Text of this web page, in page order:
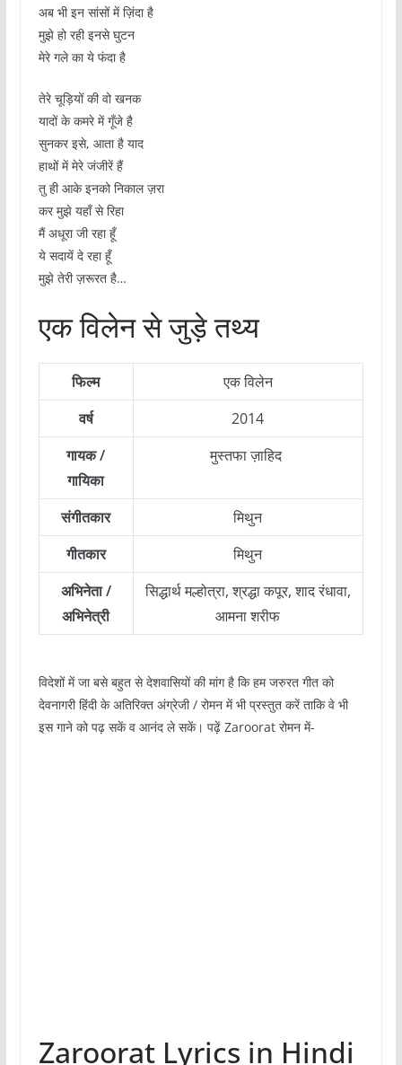
अब भी इन सांसों में ज़िंदा है
मुझे हो रही इनसे घुटन
मेरे गले का ये फंदा है
तेरे चूड़ियों की वो खनक
यादों के कमरे में गूँजे है
सुनकर इसे, आता है याद
हाथों में मेरे जंजीरें हैं
तु ही आके इनको निकाल ज़रा
कर मुझे यहाँ से रिहा
मैं अधूरा जी रहा हूँ
ये सदायें दे रहा हूँ
मुझे तेरी ज़रूरत है…
एक विलेन से जुड़े तथ्य
फिल्म
एक विलेन
वर्ष
2014
गायक /
गायिका
मुस्तफा ज़ाहिद
संगीतकार
मिथुन
गीतकार
मिथुन
अभिनेता /
अभिनेत्री
सिद्धार्थ मल्होत्रा, श्रद्धा कपूर, शाद रंधावा,
आमना शरीफ
विदेशों में जा बसे बहुत से देशवासियों की मांग है कि हम जरुरत गीत को
देवनागरी हिंदी के अतिरिक्त अंग्रेजी / रोमन में भी प्रस्तुत करें ताकि वे भी
इस गाने को पढ़ सकें व आनंद ले सकें। पढ़ें Zaroorat रोमन में-
Zaroorat Lyrics in Hindi